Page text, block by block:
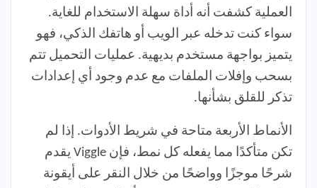
العملية كشفت أنه أداة سهلة الاستخدام للغاية.
سواء كنت تدخله عبر الويب أو هاتفك الذكي، فهو
يتميز بواجهة مستخدم بديهية. عمليات التحميل تتم
بسحب وإفلات الملفات مع عدم وجود أي إعدادات
تذكر للقلق بشأنها.
الأنماط الأربعة متاحة في شريط الأدوات. إذا لم
تكن متأكدًا مما يفعله كل نمط، فإن Viggle يقدم
شرحًا موجزًا وواضحًا من خلال النقر على أيقونة